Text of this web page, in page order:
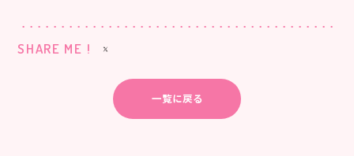
SHARE ME !
一覧に戻る